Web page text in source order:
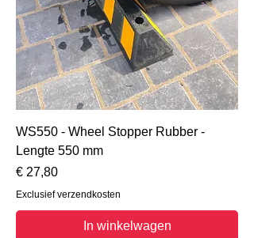
WS550 - Wheel Stopper Rubber -
Lengte 550 mm
Prijs
€ 27,80
Exclusief verzendkosten
In winkelwagen